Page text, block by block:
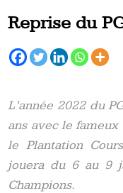
Reprise du
L’année 2022 du
ans avec le fameux
le Plantation
jouera du 6 au 9
Champions.